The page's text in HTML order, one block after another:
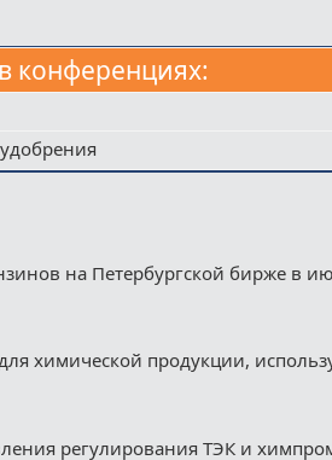
конференциях:
на Петербургской бирже в
химической продукции,
регулирования ТЭК и